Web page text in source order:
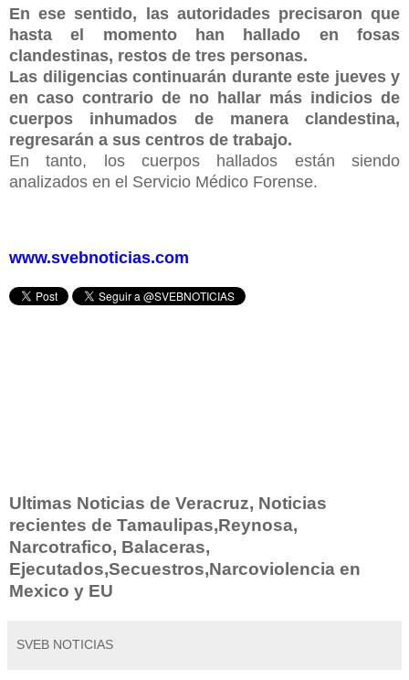
En ese sentido, las autoridades precisaron que
hasta el momento han hallado en fosas
clandestinas, restos de tres personas.
Las diligencias continuarán durante este jueves y
en caso contrario de no hallar más indicios de
cuerpos inhumados de manera clandestina,
regresarán a sus centros de trabajo.
En tanto, los cuerpos hallados están siendo
analizados en el Servicio Médico Forense.
www.svebnoticias.com
Ultimas Noticias de Veracruz, Noticias
recientes de Tamaulipas,Reynosa,
Narcotrafico, Balaceras,
Ejecutados,Secuestros,Narcoviolencia en
Mexico y EU
SVEB NOTICIAS